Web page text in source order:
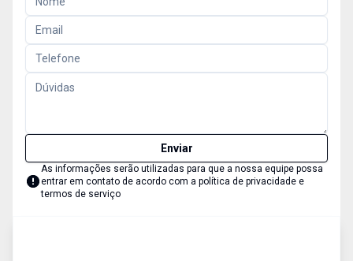
Enviar
As informações serão utilizadas para que a nossa equipe possa
entrar em contato de acordo com a política de privacidade e
termos de serviço